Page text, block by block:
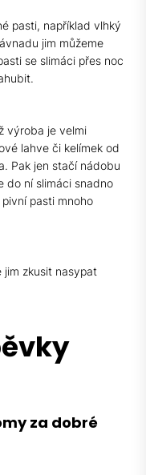
pasti, například vlhký
jim můžeme
se slimáci přes noc
výroba je velmi
lahve či kelímek od
Pak jen stačí nádobu
do ní slimáci snadno
pasti mnoho
jim zkusit nasypat
za dobré